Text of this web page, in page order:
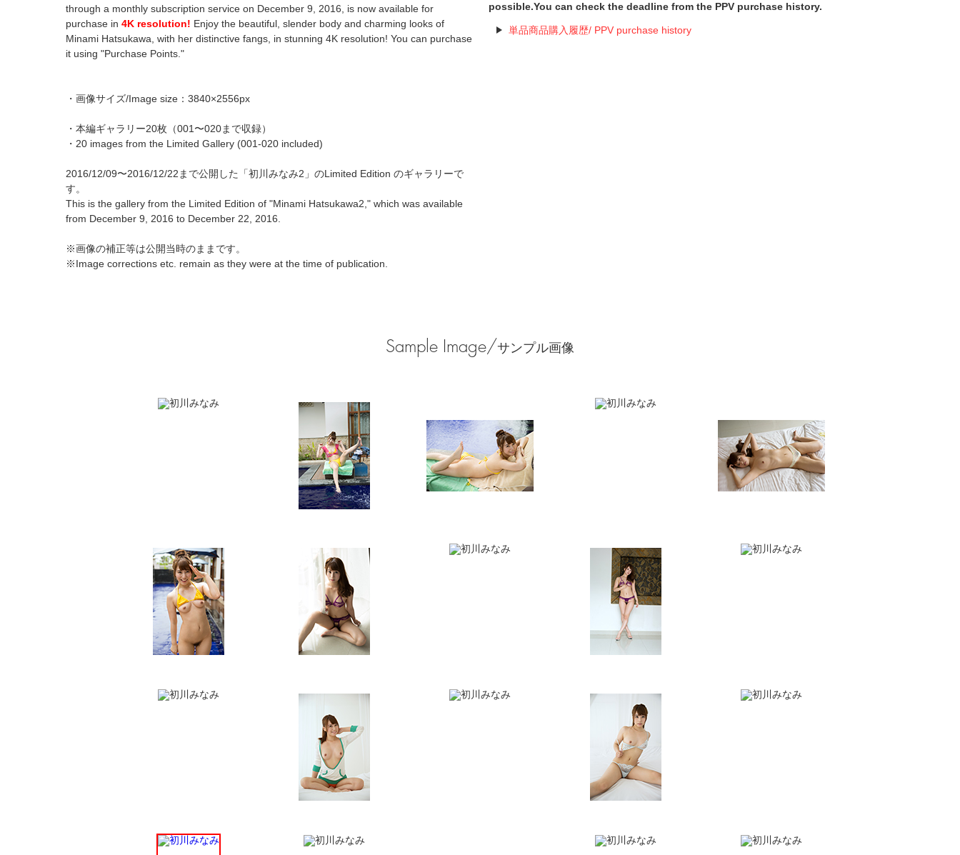
through a monthly subscription service on December 9, 2016, is now available for
purchase in 4K resolution! Enjoy the beautiful, slender body and charming looks of
Minami Hatsukawa, with her distinctive fangs, in stunning 4K resolution! You can purchase
it using "Purchase Points."
・画像サイズ/Image size：3840×2556px
・本編ギャラリー20枚（001〜020まで収録）
・20 images from the Limited Gallery (001-020 included)
2016/12/09〜2016/12/22まで公開した「初川みなみ2」のLimited Edition のギャラリーで
す。
This is the gallery from the Limited Edition of "Minami Hatsukawa2," which was available
from December 9, 2016 to December 22, 2016.
※画像の補正等は公開当時のままです。
※Image corrections etc. remain as they were at the time of publication.
possible.You can check the deadline from the PPV purchase history.
単品商品購入履歴/ PPV purchase history
Sample Image/サンプル画像